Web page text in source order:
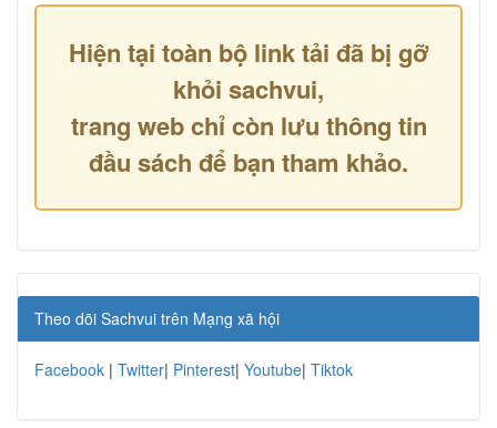
Hiện tại toàn bộ link tải đã bị gỡ
khỏi sachvui,
trang web chỉ còn lưu thông tin
đầu sách để bạn tham khảo.
Theo dõi Sachvui trên Mạng xã hội
Facebook | Twitter| Pinterest| Youtube| Tiktok